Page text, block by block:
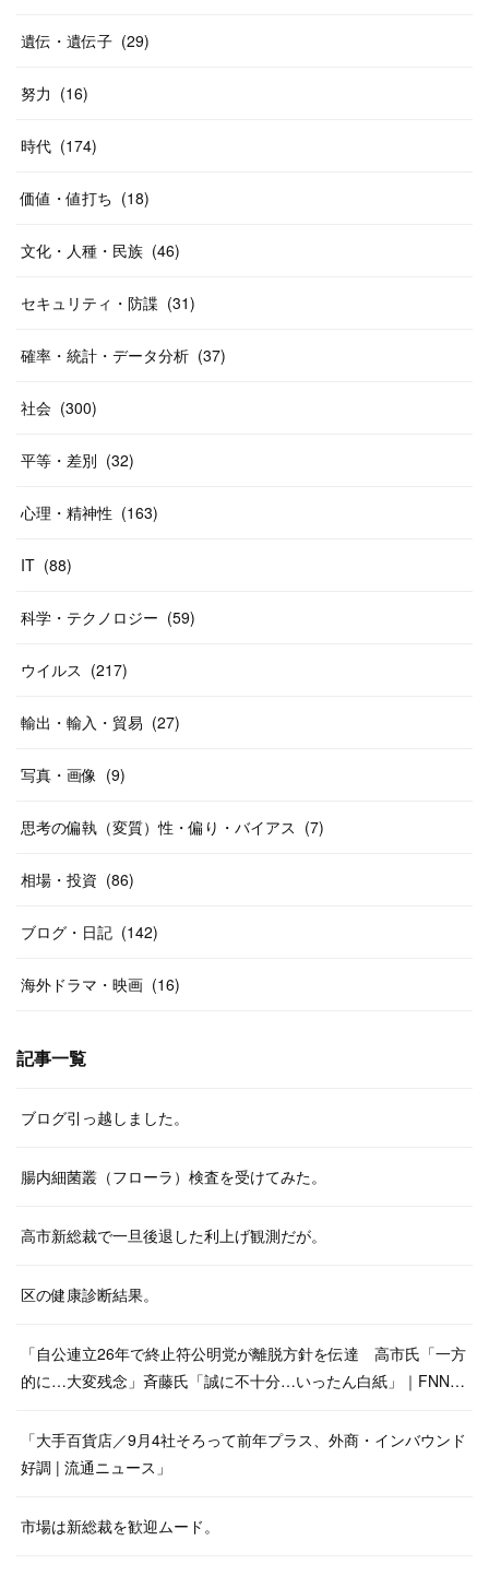
遺伝・遺伝子 (29)
努力 (16)
時代 (174)
価値・値打ち (18)
文化・人種・民族 (46)
セキュリティ・防諜 (31)
確率・統計・データ分析 (37)
社会 (300)
平等・差別 (32)
心理・精神性 (163)
IT (88)
科学・テクノロジー (59)
ウイルス (217)
輸出・輸入・貿易 (27)
写真・画像 (9)
思考の偏執（変質）性・偏り・バイアス (7)
相場・投資 (86)
ブログ・日記 (142)
海外ドラマ・映画 (16)
記事一覧
ブログ引っ越しました。
腸内細菌叢（フローラ）検査を受けてみた。
高市新総裁で一旦後退した利上げ観測だが。
区の健康診断結果。
「自公連立26年で終止符公明党が離脱方針を伝達 高市氏「一方
的に…大変残念」斉藤氏「誠に不十分…いったん白紙」｜FNN…
「大手百貨店／9月4社そろって前年プラス、外商・インバウンド
好調 | 流通ニュース」
市場は新総裁を歓迎ムード。